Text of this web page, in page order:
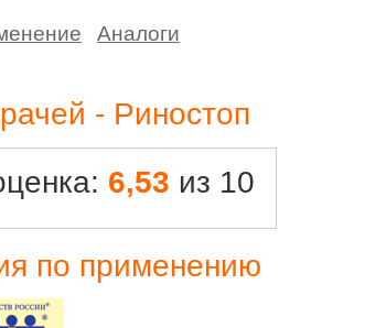
Аналоги
- Риностоп
6,53 из 10
по применению